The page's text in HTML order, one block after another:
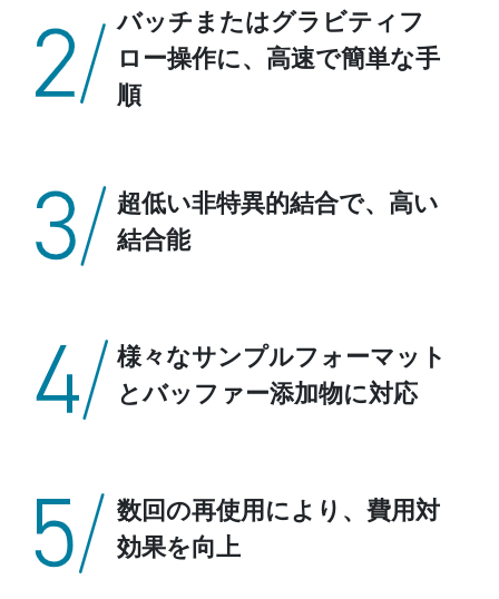
バッチまたはグラビティフ
ロー操作に、高速で簡単な手
順
超低い非特異的結合で、高い
結合能
様々なサンプルフォーマット
とバッファー添加物に対応
数回の再使用により、費用対
効果を向上